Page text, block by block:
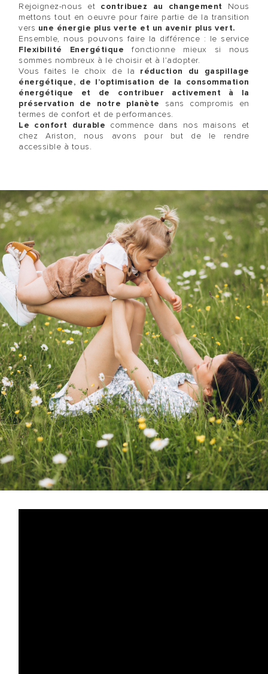
Rejoignez-nous et contribuez au changement Nous
mettons tout en oeuvre pour faire partie de la transition
vers une énergie plus verte et un avenir plus vert.
Ensemble, nous pouvons faire la différence : le service
Flexibilité Energétique fonctionne mieux si nous
sommes nombreux à le choisir et à l’adopter.
Vous faites le choix de la réduction du gaspillage
énergétique, de l’optimisation de la consommation
énergétique et de contribuer activement à la
préservation de notre planète
sans compromis en
termes de confort et de performances.
Le confort durable commence dans nos maisons et
chez Ariston, nous avons pour but de le rendre
accessible à tous.